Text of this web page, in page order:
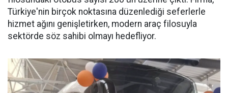
Türkiye'nin birçok noktasına düzenlediği seferlerle
hizmet ağını genişletirken, modern araç filosuyla
sektörde söz sahibi olmayı hedefliyor.